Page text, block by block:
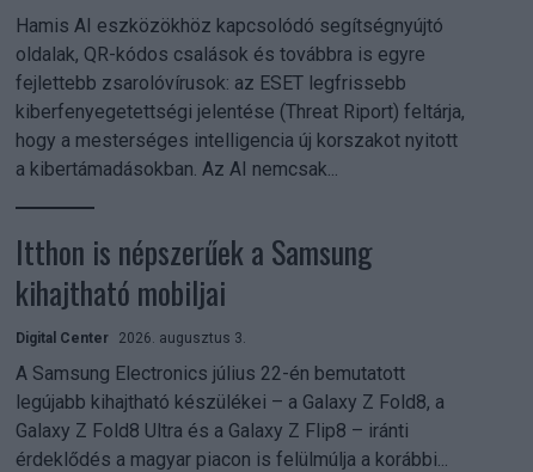
Hamis AI eszközökhöz kapcsolódó segítségnyújtó
oldalak, QR-kódos csalások és továbbra is egyre
fejlettebb zsarolóvírusok: az ESET legfrissebb
kiberfenyegetettségi jelentése (Threat Riport) feltárja,
hogy a mesterséges intelligencia új korszakot nyitott
a kibertámadásokban. Az AI nemcsak...
Itthon is népszerűek a Samsung
kihajtható mobiljai
Digital Center 2026. augusztus 3.
A Samsung Electronics július 22-én bemutatott
legújabb kihajtható készülékei – a Galaxy Z Fold8, a
Galaxy Z Fold8 Ultra és a Galaxy Z Flip8 – iránti
érdeklődés a magyar piacon is felülmúlja a korábbi...